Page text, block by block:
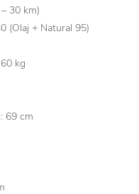
30 km)
(Olaj + Natural 95)
kg
69 cm